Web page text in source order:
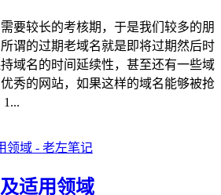
要较长的考核期，于是我们较多的朋
谓的过期老域名就是即将过期然后时
域名的时间延续性，甚至还有一些域
秀的网站，如果这样的域名能够被抢
适用领域